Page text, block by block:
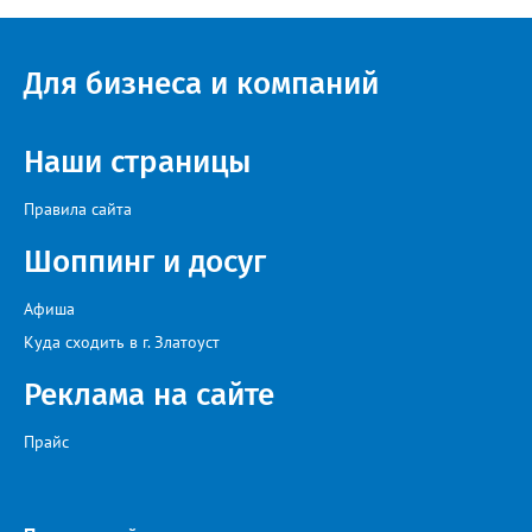
связь с учителями, знакомые пользователям экосистемы
этом случае переход на ТОР станет вообще незаметным.
Для бизнеса и компаний
Наши страницы
Правила сайта
Шоппинг и досуг
Афиша
Куда сходить в г. Златоуст
Реклама на сайте
Прайс